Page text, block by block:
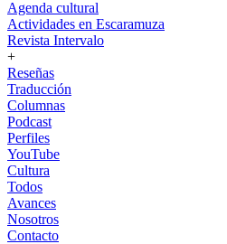
Agenda cultural
Actividades en Escaramuza
Revista Intervalo
+
Reseñas
Traducción
Columnas
Podcast
Perfiles
YouTube
Cultura
Todos
Avances
Nosotros
Contacto